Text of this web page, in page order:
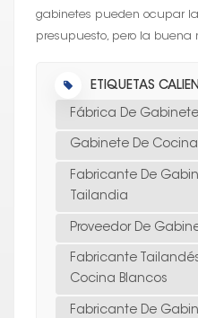
gabinetes pueden ocupar
presupuesto, pero la buena
ETIQUETAS
Fábrica De
Gabinete De Cocina
Fabricante De
Tailandia
Proveedor De
Fabricante
Cocina Blancos
Fabricante De